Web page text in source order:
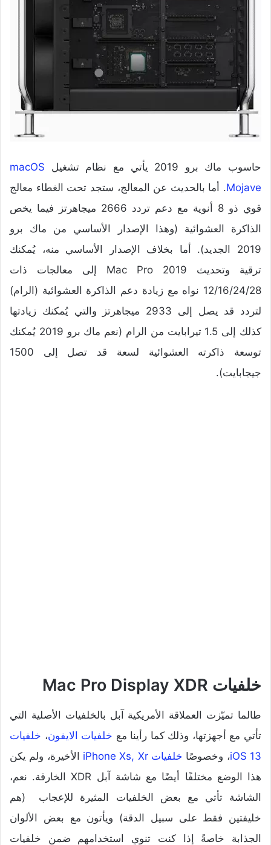
حاسوب ماك برو 2019 يأتي مع نظام تشغيل
macOS
Mojave. أما بالحديث عن المعالج، ستجد تحت الغطاء معالج
قوي ذو 8 أنوية مع دعم تردد 2666 ميجاهرتز فيما يخص
الذاكرة العشوائية (وهذا الإصدار الأساسي من ماك برو
2019 الجديد). أما بخلاف الإصدار الأساسي منه، يُمكنك
ترقية وتحديث Mac Pro 2019 إلى معالجات ذات
12/16/24/28 نواه مع زيادة دعم الذاكرة العشوائية (الرام)
لتردد قد يصل إلى 2933 ميجاهرتز والتي يُمكنك زيادتها
كذلك إلى 1.5 تيرابايت من الرام (نعم ماك برو 2019 يُمكنك
توسعة ذاكرته العشوائية لسعة قد تصل إلى 1500
جيجابايت).
خلفيات Mac Pro Display XDR
طالما تميّزت العملاقة الأمريكية آبل بالخلفيات الأصلية التي
تأتي مع أجهزتها، وذلك كما رأينا مع خلفيات الايفون، خلفيات
iOS 13، وخصوصًا خلفيات iPhone Xs, Xr
الأخيرة، ولم يكن
هذا الوضع مختلفًا أيضًا مع شاشة آبل XDR الخارقة. نعم،
الشاشة تأتي مع بعض الخلفيات المثيرة للإعجاب (هم
خليفتين فقط على سبيل الدقة) ويأتون مع بعض الألوان
الجذابة خاصةً إذا كنت تنوي استخدامهم ضمن خلفيات